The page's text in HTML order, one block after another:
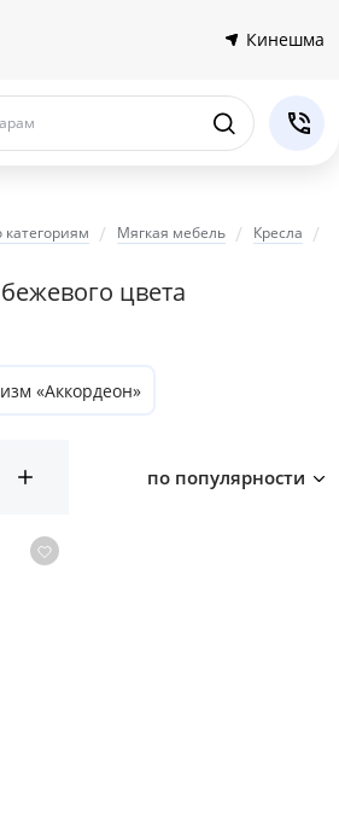
Кинешма
категориям Мягкая мебель Кресла
цвета
«Аккордеон»
по популярности